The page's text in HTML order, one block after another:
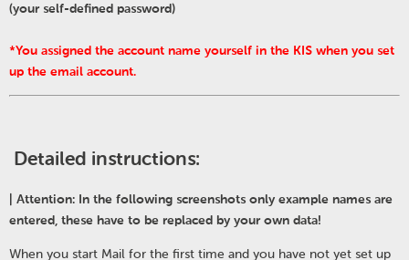
(your self-defined password)
*You assigned the account name yourself in the KIS when you set
up the email account.
Detailed instructions:
| Attention: In the following screenshots only example names are
entered, these have to be replaced by your own data!
When you start Mail for the first time and you have not yet set up